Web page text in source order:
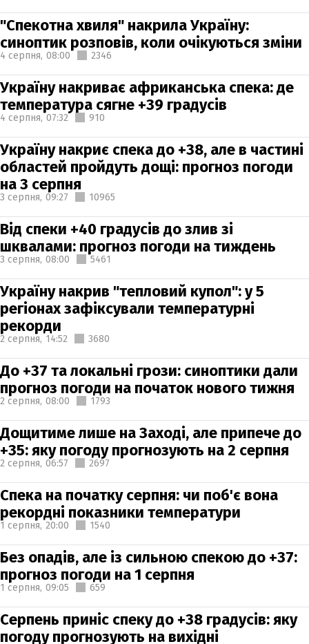
"Спекотна хвиля" накрила Україну:
синоптик розповів, коли очікуються зміни
4 серпня, 08:00 2346
Україну накриває африканська спека: де
температура сягне +39 градусів
4 серпня, 07:32 910
Україну накриє спека до +38, але в частині
областей пройдуть дощі: прогноз погоди
на 3 серпня
3 серпня, 09:27 10965
Від спеки +40 градусів до злив зі
шквалами: прогноз погоди на тиждень
3 серпня, 08:00 5461
Україну накрив "тепловий купол": у 5
регіонах зафіксували температурні
рекорди
2 серпня, 14:52 3680
До +37 та локальні грози: синоптики дали
прогноз погоди на початок нового тижня
2 серпня, 08:00 1793
Дощитиме лише на Заході, але припече до
+35: яку погоду прогнозують на 2 серпня
2 серпня, 06:57 2697
Спека на початку серпня: чи поб'є вона
рекордні показники температури
1 серпня, 20:00 1540
Без опадів, але із сильною спекою до +37:
прогноз погоди на 1 серпня
1 серпня, 09:05 659
Серпень приніс спеку до +38 градусів: яку
погоду прогнозують на вихідні